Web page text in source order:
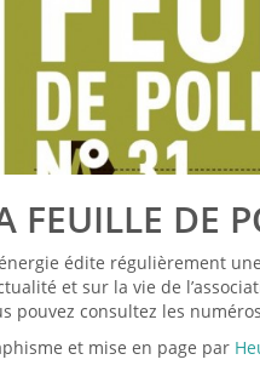
FEUILLE DE
édite régulièrement
et sur la vie de
pouvez consultez les
et mise en page par